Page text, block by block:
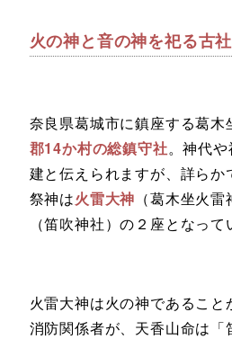
火の神と音の神を祀る古社
奈良県葛城市に鎮座する葛木
郡14か村の総鎮守社。神代
建と伝えられますが、詳らか
祭神は火雷大神 （葛木坐火雷
（笛吹神社）の２座となって
火雷大神は火の神であるこ
消防関係者が、天香山命は「